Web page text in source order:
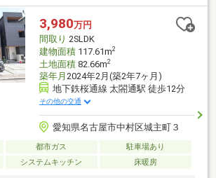
だけます＝＝＝＝＝＝＝＝＝＝＝＝＝＝＝
をご見学してみてください》「立地」は重
」をリアルに体感してみてください。＝＝
＝＝＝＝＝＝＝
3,980万円
間取り 2SLDK
建物面積117.61m2
土地面積82.66m2
築年月 2024年2月(築2年7ヶ月)
地下鉄桜通線 太閤通駅 徒歩12分
その他の交通
愛知県名古屋市中村区城主町３
都市ガス
駐車場あり
システムキッチン 床暖房